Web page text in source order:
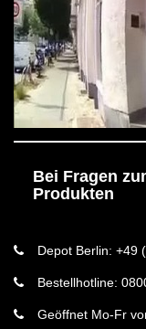
Bei Fragen
Produkten
Depot Berlin: +49
Bestellhotline:
Geöffnet Mo-Fr